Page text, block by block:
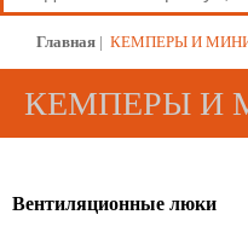
Главная | КЕМПЕРЫ И
КЕМПЕРЫ И
Вентиляционные люки